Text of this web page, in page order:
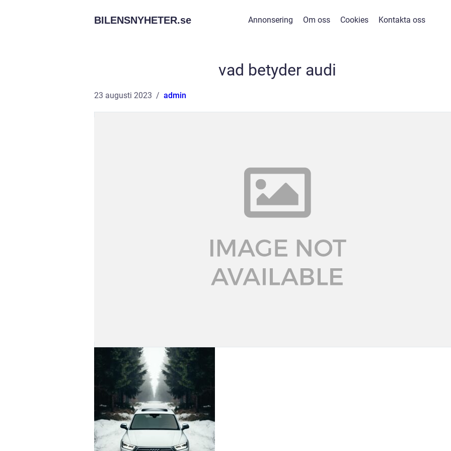
BILENSNYHETER.se Annonsering Om oss Cookies Kontakta oss
vad betyder audi
23 augusti 2023 admin